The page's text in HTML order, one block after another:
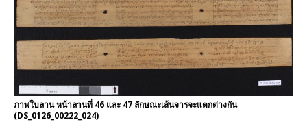
ภาพใบลาน หน้าลานที่ 46 และ 47 ลักษณะเส้นจารจะแตกต่างกัน
(DS_0126_00222_024)